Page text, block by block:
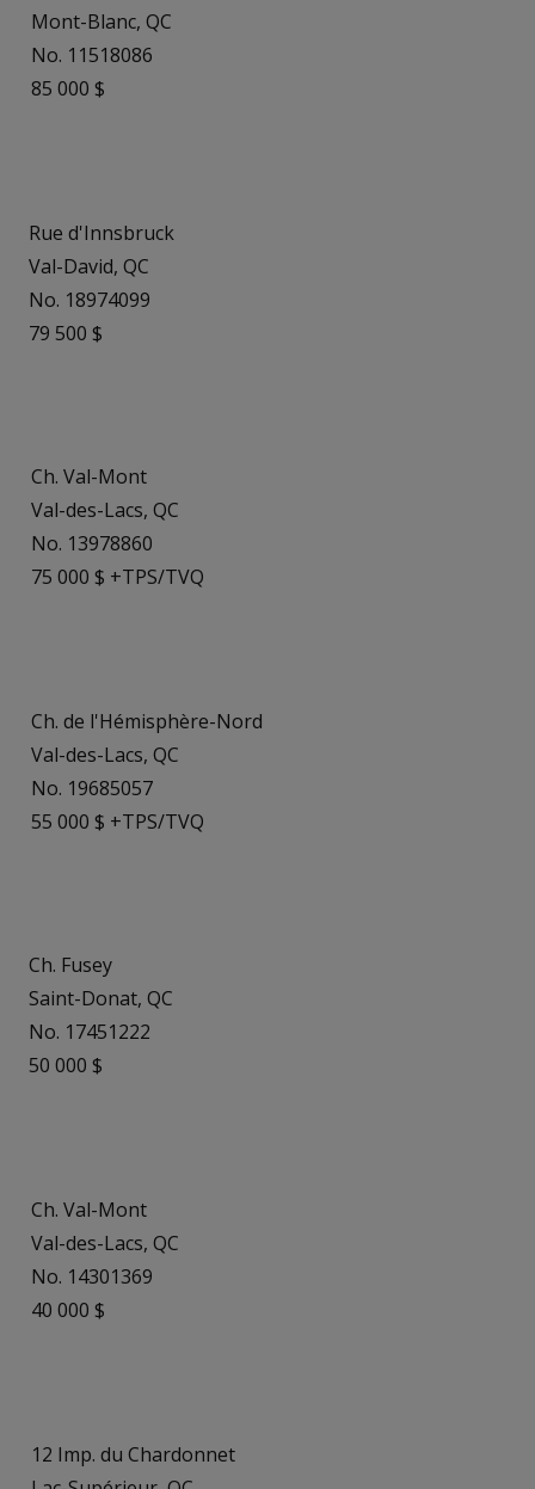
Mont-Blanc, QC
No. 11518086
85 000 $
Rue d'Innsbruck
Val-David, QC
No. 18974099
79 500 $
Ch. Val-Mont
Val-des-Lacs, QC
No. 13978860
75 000 $ +TPS/TVQ
Ch. de l'Hémisphère-Nord
Val-des-Lacs, QC
No. 19685057
55 000 $ +TPS/TVQ
Ch. Fusey
Saint-Donat, QC
No. 17451222
50 000 $
Ch. Val-Mont
Val-des-Lacs, QC
No. 14301369
40 000 $
12 Imp. du Chardonnet